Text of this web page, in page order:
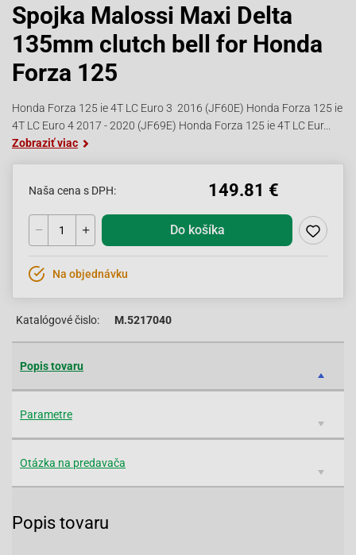
Spojka Malossi Maxi Delta
135mm clutch bell for Honda
Forza 125
Honda Forza 125 ie 4T LC Euro 3 2016 (JF60E) Honda Forza 125 ie
4T LC Euro 4 2017 - 2020 (JF69E) Honda Forza 125 ie 4T LC Eur...
Zobraziť viac
Naša cena s DPH: 149.81 €
Do košíka
Na objednávku
Katalógové čislo: M.5217040
Popis tovaru
Parametre
Otázka na predavača
Popis tovaru